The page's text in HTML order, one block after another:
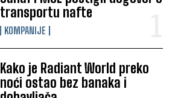
transportu nafte
KOMPANIJE
Kako je Radiant World preko
noći ostao bez banaka i